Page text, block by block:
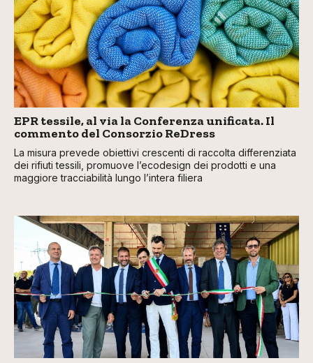
EPR tessile, al via la Conferenza unificata. Il
commento del Consorzio ReDress
La misura prevede obiettivi crescenti di raccolta differenziata
dei rifiuti tessili, promuove l’ecodesign dei prodotti e una
maggiore tracciabilità lungo l’intera filiera